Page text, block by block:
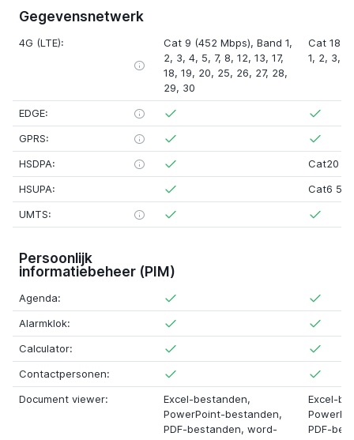
Gegevensnetwerk
4G (LTE): Cat 9 (452 Mbps), Band 1,
2, 3, 4, 5, 7, 8, 12, 13, 17,
18, 19, 20, 25, 26, 27, 28,
29, 30
Cat 18
1, 2, 3,
EDGE:
GPRS:
HSDPA:
Cat20
HSUPA:
Cat6
UMTS:
Persoonlijk
informatiebeheer (PIM)
Agenda:
Alarmklok:
Calculator:
Contactpersonen:
Document viewer:
Excel-bestanden,
PowerPoint-bestanden,
PDF-bestanden, word-
Excel-
PDF-